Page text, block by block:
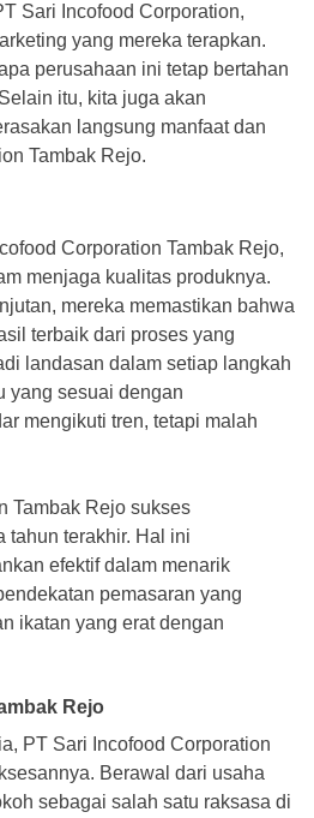
Sari Incofood Corporation,
yang mereka terapkan.
perusahaan ini tetap bertahan
itu, kita juga akan
langsung manfaat dan
Tambak Rejo.
Corporation Tambak Rejo,
menjaga kualitas produknya.
mereka memastikan bahwa
terbaik dari proses yang
landasan dalam setiap langkah
yang sesuai dengan
mengikuti tren, tetapi malah
Tambak Rejo sukses
tahun terakhir. Hal ini
efektif dalam menarik
pemasaran yang
ikatan yang erat dengan
Rejo
PT Sari Incofood Corporation
Berawal dari usaha
sebagai salah satu raksasa di